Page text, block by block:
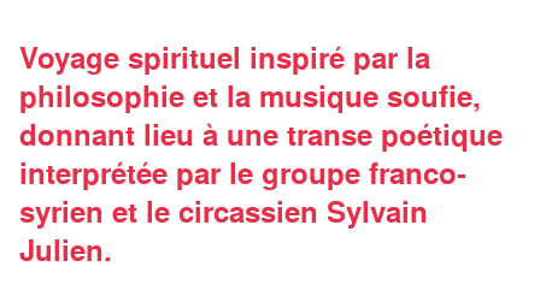
Voyage spirituel inspiré par la
philosophie et la musique soufie,
donnant lieu à une transe poétique
interprétée par le groupe franco-
syrien et le circassien Sylvain
Julien.